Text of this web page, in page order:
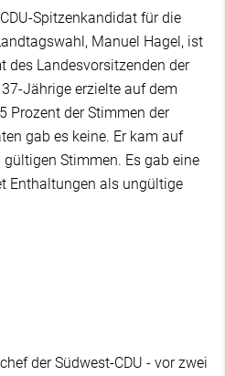
Spitzenkandidat für die
Manuel Hagel, ist
des Landesvorsitzenden der
Jährige erzielte auf dem
Prozent der Stimmen der
gab es keine. Er kam auf
Stimmen. Es gab eine
Enthaltungen als ungültige
der Südwest-CDU - vor zwei